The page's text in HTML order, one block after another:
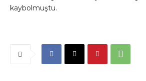
kaybolmuştu.